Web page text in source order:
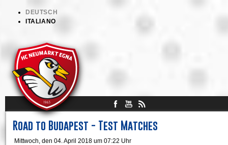
DEUTSCH
ITALIANO
Road to Budapest - Test Matches
Mittwoch, den 04. April 2018 um 07:22 Uhr